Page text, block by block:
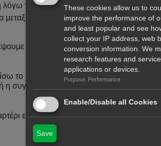
λόγω των αντίθετων δυνάμεων που
μεταξύ σχοινιών και λάστιχων, αφού τα
ένα όπλο για καρτέρι σε ένα πολύ
το καρτέρι, καθώς με τη δύναμη που
η συγκεκριμένη μεγάλη δύναμη θα
είναι πραγματικά μια έξυπνη και
These cookies allow us to
improve the performance of
and least popular and see
collect your IP address, web
conversion information. We
research features and
applications or devices.
Purpose: Performance
Enable/Disable all Cookies
Save